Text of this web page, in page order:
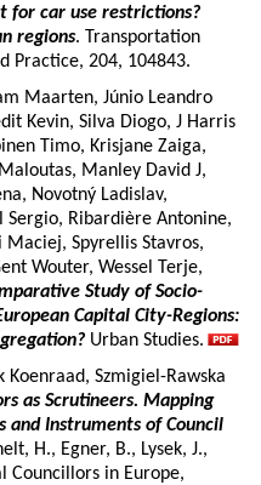
for car use restrictions?
regions. Transportation
Practice, 204, 104843.
Maarten, Júnio Leandro
Kevin, Silva Diogo, J Harris
Timo, Krisjane Zaiga,
Manley David J,
Novotný Ladislav,
Ribardière Antonine,
Spyrellis Stavros,
Wouter, Wessel Terje,
Study of Socio-
Capital City-Regions:
Urban Studies.
Koenraad, Szmigiel-Rawska
as Scrutineers. Mapping
and Instruments of Council
H., Egner, B., Lysek, J.,
Councillors in Europe,